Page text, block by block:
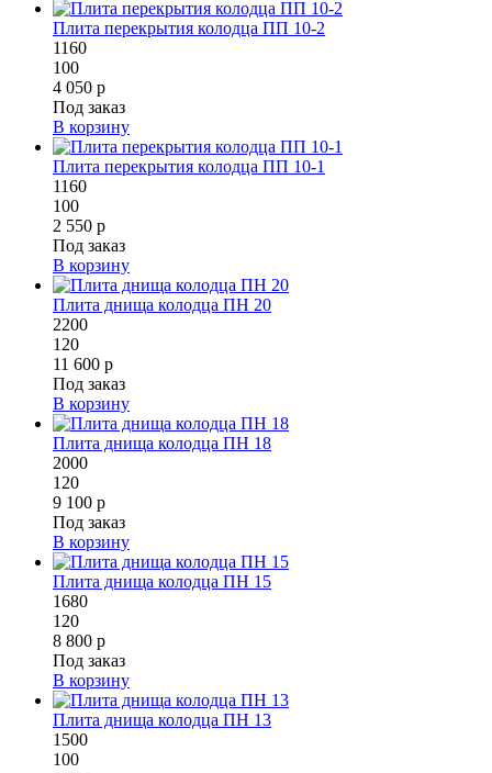
Плита перекрытия колодца ПП 10-2
1160
100
4 050 р
Под заказ
В корзину
Плита перекрытия колодца ПП 10-1
1160
100
2 550 р
Под заказ
В корзину
Плита днища колодца ПН 20
2200
120
11 600 р
Под заказ
В корзину
Плита днища колодца ПН 18
2000
120
9 100 р
Под заказ
В корзину
Плита днища колодца ПН 15
1680
120
8 800 р
Под заказ
В корзину
Плита днища колодца ПН 13
1500
100